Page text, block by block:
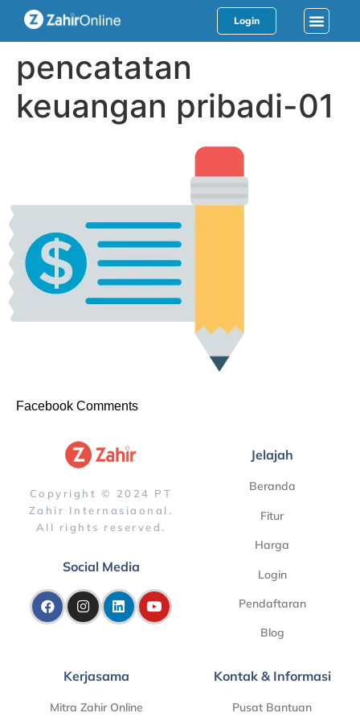
Login
pencatatan
keuangan pribadi-01
Facebook Comments
Copyright © 2024 PT
Zahir Internasiaonal.
All rights reserved.
Social Media
Jelajah
Beranda
Fitur
Harga
Login
Pendaftaran
Blog
Kerjasama
Mitra Zahir Online
Kontak & Informasi
Pusat Bantuan